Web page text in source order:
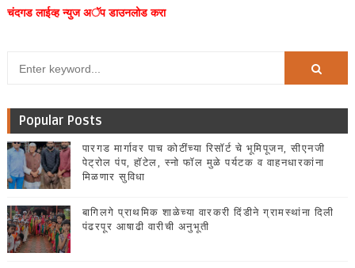
चंदगड लाईव्ह न्युज अॅप डाउनलोड करा
Popular Posts
पारगड मार्गावर पाच कोटींच्या रिसॉर्ट चे भूमिपूजन, सीएनजी
पेट्रोल पंप, हॉटेल, स्नो फॉल मुळे पर्यटक व वाहनधारकांना
मिळणार सुविधा
बागिलगे प्राथमिक शाळेच्या वारकरी दिंडीने ग्रामस्थांना दिली
पंढरपूर आषाढी वारीची अनुभूती